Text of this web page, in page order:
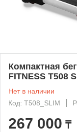
Компактная
FITNESS T508
Нет в наличии
Код: T508_SLIM
267 000 ₸